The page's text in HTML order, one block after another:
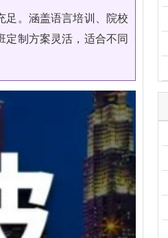
足。涵盖语言培训、院校
定制方案灵活，适合不同